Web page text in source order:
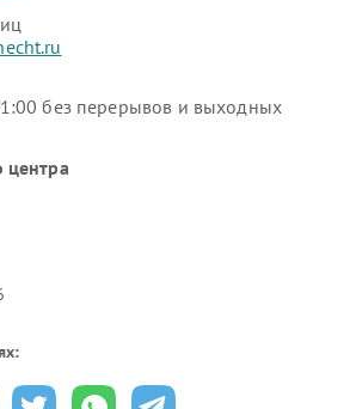
без перерывов и выходных
центра